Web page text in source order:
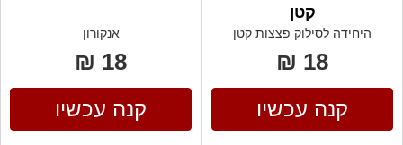
קטן
היחידה לסילוק פצצות קטן
18 ₪
קנה עכשיו
אנקורון
18 ₪
קנה עכשיו